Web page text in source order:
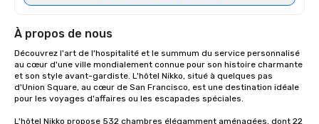
À propos de nous
Découvrez l'art de l'hospitalité et le summum du service personnalisé
au cœur d'une ville mondialement connue pour son histoire charmante
et son style avant-gardiste. L'hôtel Nikko, situé à quelques pas
d'Union Square, au cœur de San Francisco, est une destination idéale
pour les voyages d'affaires ou les escapades spéciales.
L'hôtel Nikko propose 532 chambres élégamment aménagées, dont 22